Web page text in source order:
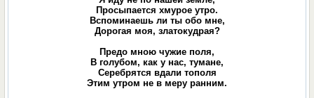
Просыпается хмурое утро.
Вспоминаешь ли ты обо мне,
Дорогая моя, златокудрая?
Предо мною чужие поля,
В голубом, как у нас, тумане,
Серебрятся вдали тополя
Этим утром не в меру ранним.